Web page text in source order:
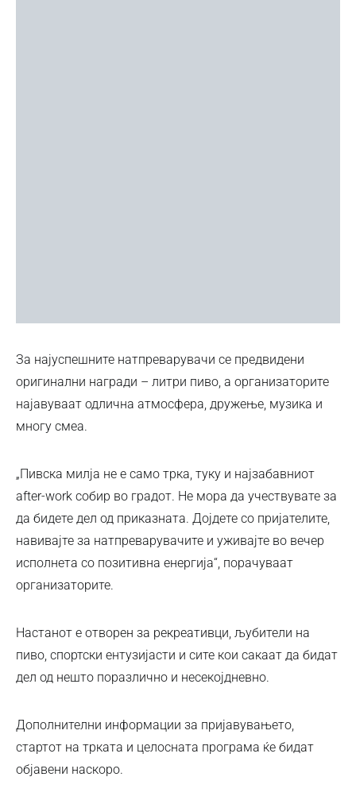
За најуспешните натпреварувачи се предвидени
оригинални награди – литри пиво, а организаторите
најавуваат одлична атмосфера, дружење, музика и
многу смеа.
„Пивска милја не е само трка, туку и најзабавниот
after-work собир во градот. Не мора да учествувате за
да бидете дел од приказната. Дојдете со пријателите,
навивајте за натпреварувачите и уживајте во вечер
исполнета со позитивна енергија“, порачуваат
организаторите.
Настанот е отворен за рекреативци, љубители на
пиво, спортски ентузијасти и сите кои сакаат да бидат
дел од нешто поразлично и несекојдневно.
Дополнителни информации за пријавувањето,
стартот на трката и целосната програма ќе бидат
објавени наскоро.